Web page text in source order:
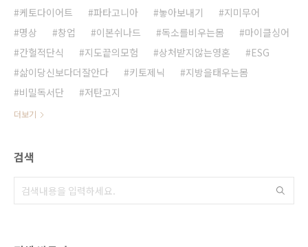
케토다이어트
파타고니아 놓아보내기
지미무어
명상
창업 이본쉬나드 독소를비우는몸
마이클싱어
간헐적단식
지도끝의모험 상처받지않는영혼
ESG
삶이당신보다더잘안다
키토제닉
지방을태우는몸
비밀독서단
저탄고지
더보기
검색